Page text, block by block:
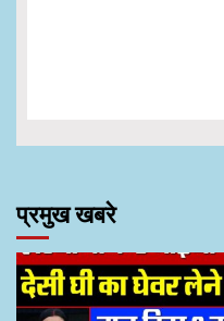
प्रमुख खबरे